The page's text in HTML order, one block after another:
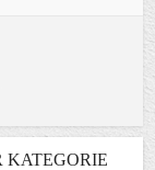
KATEGORIE